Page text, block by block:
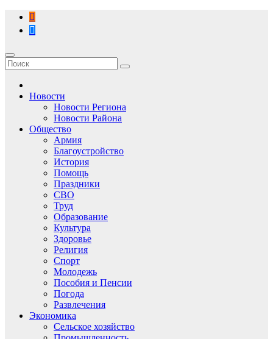
Перейти
содержимому
Новости
Новости Региона
Новости Района
Общество
Армия
Благоустройство
История
Помощь
Праздники
СВО
Труд
Образование
Культура
Здоровье
Религия
Спорт
Молодежь
Пособия и Пенсии
Погода
Развлечения
Экономика
Сельское хозяйство